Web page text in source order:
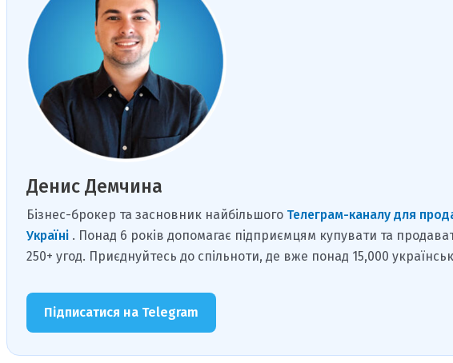
Денис Демчина
Бізнес-брокер та засновник найбільшого Телеграм-каналу для
Україні . Понад 6 років допомагає підприємцям купувати та
250+ угод. Приєднуйтесь до спільноти, де вже понад 15,000
Підписатися на Telegram